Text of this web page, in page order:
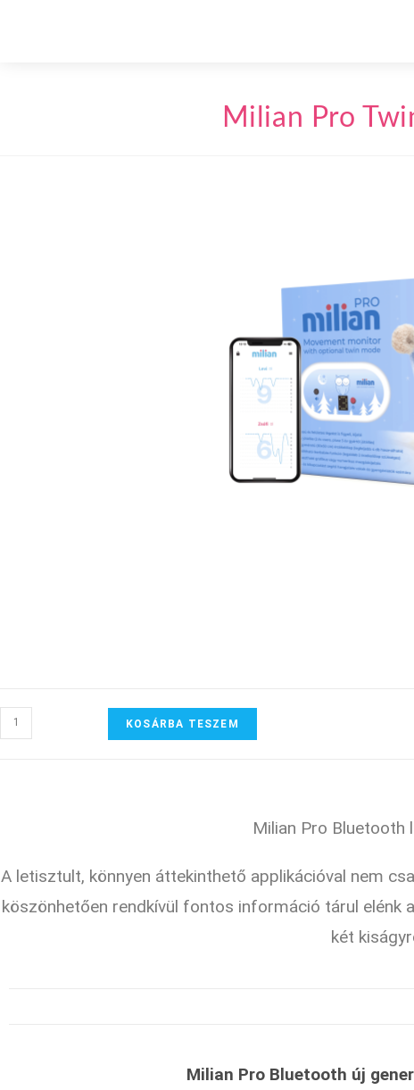
Milian Pro
KOSÁRBA TESZEM
Milian Pro Bluetooth
A letisztult, könnyen áttekinthető applikációval nem
köszönhetően rendkívül fontos információ tárul
két
Milian Pro Bluetooth új